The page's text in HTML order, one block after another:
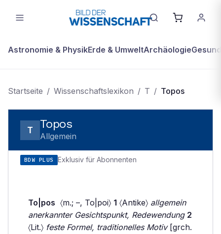
Astronomie & PhysikErde & UmweltArchäologie
Startseite / Wissenschaftslexikon / T / Topos
T Topos
Allgemein
BDW PLUS Exklusiv für Abonnenten
To|pos 〈m.; –, To|poi〉 1 〈Antike〉 allgemein
anerkannter Gesichtspunkt, Redewendung 2
〈Lit.〉 feste Formel, traditionelles Motiv[grch.